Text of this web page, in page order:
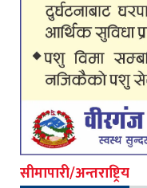
सीमापारी/अन्तराष्ट्रिय